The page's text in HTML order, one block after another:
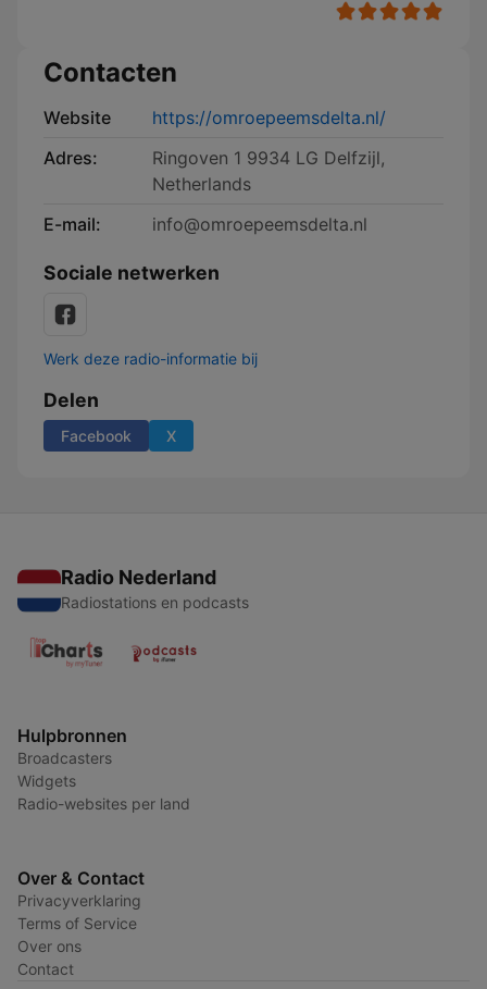
Contacten
Website
https://omroepeemsdelta.nl/
Adres:
Ringoven 1 9934 LG Delfzijl,
Netherlands
E-mail:
info@omroepeemsdelta.nl
Sociale netwerken
Werk deze radio-informatie bij
Delen
Facebook X
Radio Nederland
Radiostations en podcasts
Hulpbronnen
Broadcasters
Widgets
Radio-websites per land
Over & Contact
Privacyverklaring
Terms of Service
Over ons
Contact